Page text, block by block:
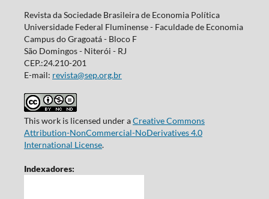
Revista da Sociedade Brasileira de Economia Política
Universidade Federal Fluminense - Faculdade de Economia
Campus do Gragoatá - Bloco F
São Domingos - Niterói - RJ
CEP.:24.210-201
E-mail: revista@sep.org.br
This work is licensed under aCreative Commons
Attribution-NonCommercial-NoDerivatives 4.0
International License.
Indexadores: